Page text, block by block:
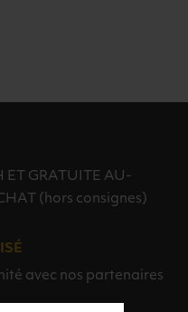
ET GRATUITE AU-
(hors consignes)
avec nos partenaires